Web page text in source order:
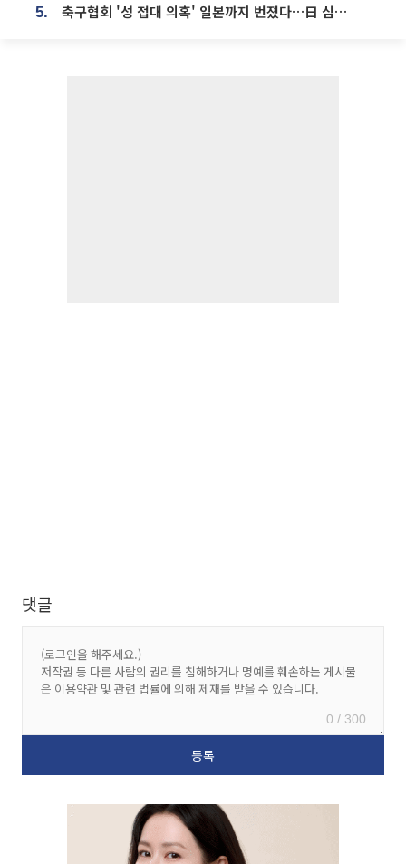
5. 축구협회 '성 접대 의혹' 일본까지 번졌다…日 심판 실명 공개
댓글
0 / 300